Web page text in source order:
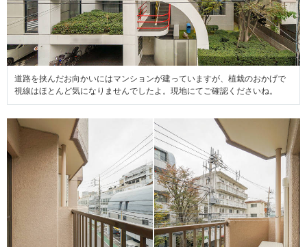
道路を挟んだお向かいにはマンションが建っていますが、植栽のおかげで
視線はほとんど気になりませんでしたよ。現地にてご確認くださいね。